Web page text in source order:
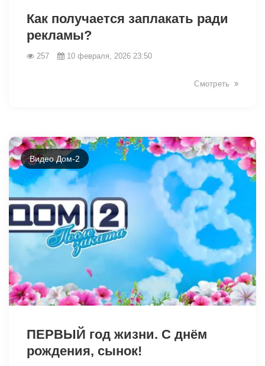
Как получается заплакать ради
рекламы?
257 10 февраля, 2026 23:50
Смотреть
Видео Дом-2
ПЕРВЫЙ год жизни. С днём
рождения, сынок!